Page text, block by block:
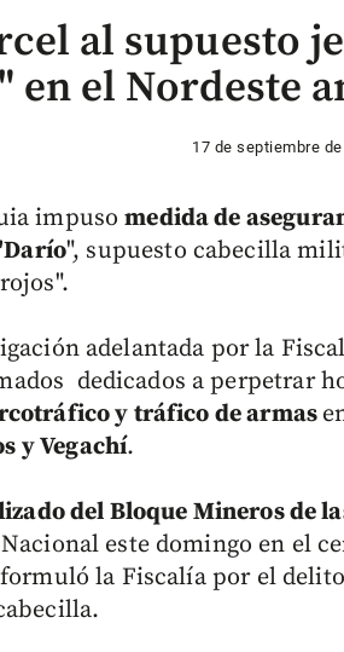
al supuesto
en el Nordeste
17 de septiembre
impusomedida de
", supuesto cabecilla
adelantada por la
dedicados a perpetrar
y tráfico de armas
y Vegachí.
del Bloque Mineros de
este domingo en el
la Fiscalía por el